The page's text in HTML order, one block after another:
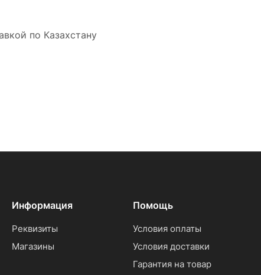
по Казахстану
Информация
Реквизиты
Магазины
Помощь
Условия оплаты
Условия доставки
Гарантия на товар